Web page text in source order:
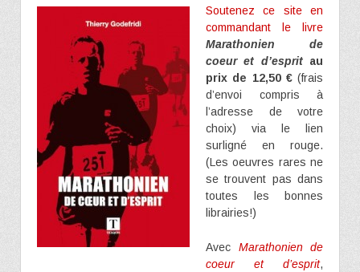
Soutenez ce site en
commandant le livre
Marathonien de
coeur et d’espritau
prix de 12,50 €(frais
d’envoi compris à
l’adresse de votre
choix) via le lien
surligné en rouge.
(Les oeuvres rares ne
se trouvent pas dans
toutes les bonnes
librairies!)
Avec Marathonien de
coeur et d’esprit,